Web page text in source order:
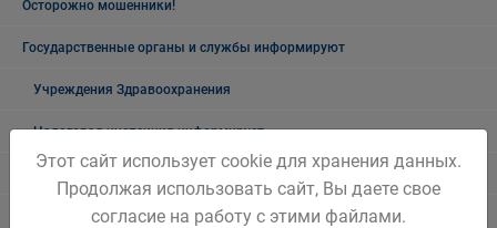
Осторожно мошенники!
Государственные органы и службы информируют
Учреждения Здравоохранения
Налоговая инспекция информирует
Прокуратура информирует
Этот сайт использует cookie для хранения данных.
Продолжая использовать сайт, Вы даете свое
согласие на работу с этими файлами.